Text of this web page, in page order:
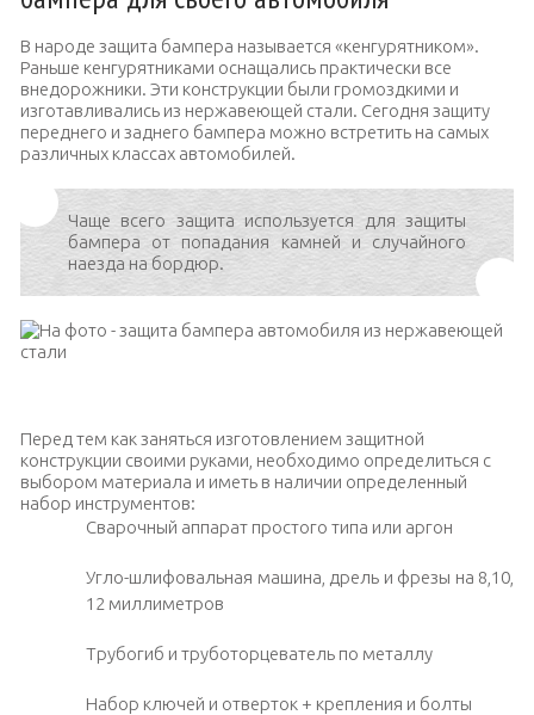
В народе защита бампера называется «кенгурятником».
Раньше кенгурятниками оснащались практически все
внедорожники. Эти конструкции были громоздкими и
изготавливались из нержавеющей стали. Сегодня защиту
переднего и заднего бампера можно встретить на самых
различных классах автомобилей.
Чаще всего защита используется для защиты
бампера от попадания камней и случайного
наезда на бордюр.
Перед тем как заняться изготовлением защитной
конструкции своими руками, необходимо определиться с
выбором материала и иметь в наличии определенный
набор инструментов:
Сварочный аппарат простого типа или аргон
Угло-шлифовальная машина, дрель и фрезы на 8,10,
12 миллиметров
Трубогиб и труботорцеватель по металлу
Набор ключей и отверток + крепления и болты